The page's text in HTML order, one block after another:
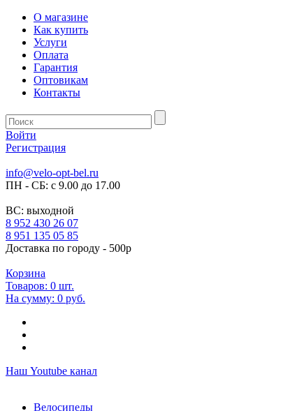
О магазине
Как купить
Услуги
Оплата
Гарантия
Оптовикам
Контакты
Войти
Регистрация
info@velo-opt-bel.ru
ПН - СБ: с 9.00 до 17.00
ВС: выходной
8 952 430 26 07
8 951 135 05 85
Доставка по городу - 500р
Корзина
Товаров: 0 шт.
На сумму: 0 руб.
Наш Youtube канал
Велосипеды